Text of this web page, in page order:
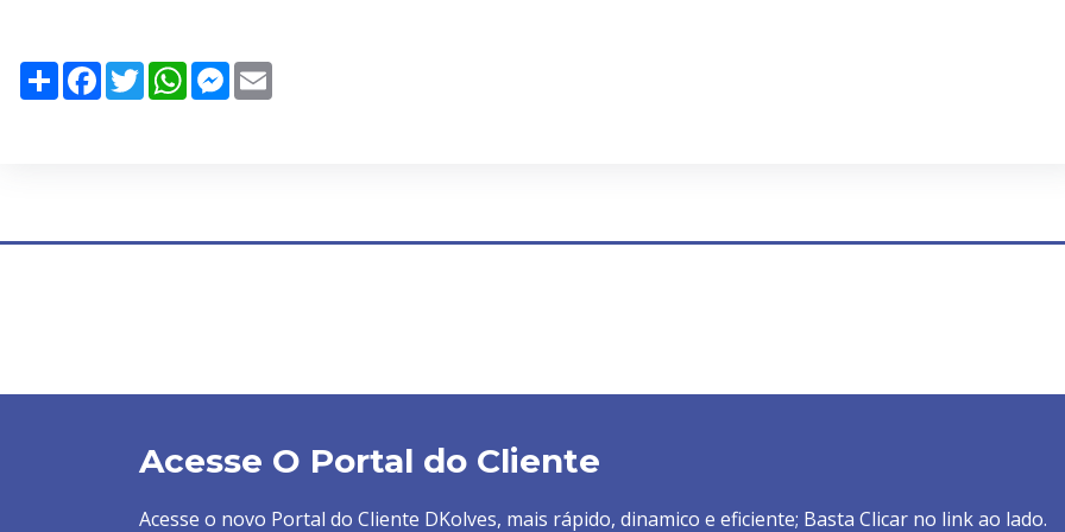
ShareFacebook
TwitterWhatsAppMessenger
Acesse O Portal do Cliente
Acesse o novo Portal do Cliente DKolves, mais rápido, dinamico e eficiente; Basta Clicar no link ao lado.